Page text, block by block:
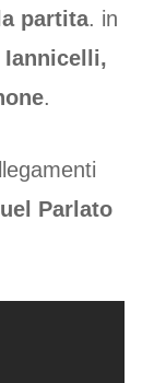
partita. in
Iannicelli,
.
Parlato